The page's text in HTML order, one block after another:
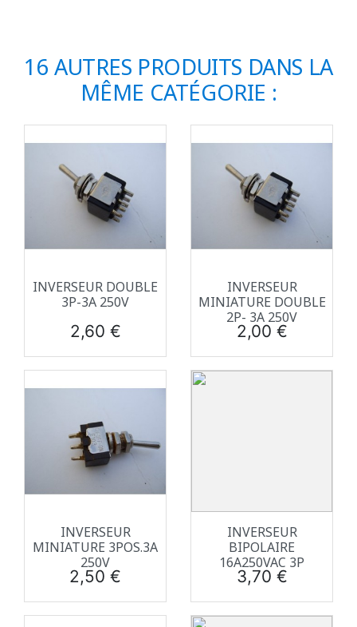
16 AUTRES PRODUITS DANS LA
MÊME CATÉGORIE :
INVERSEUR DOUBLE
3P-3A 250V
Prix
2,60 €
INVERSEUR
MINIATURE DOUBLE
2P- 3A 250V
Prix
2,00 €
INVERSEUR
MINIATURE 3POS.3A
250V
Prix
2,50 €
INVERSEUR
BIPOLAIRE
16A250VAC 3P
Prix
3,70 €